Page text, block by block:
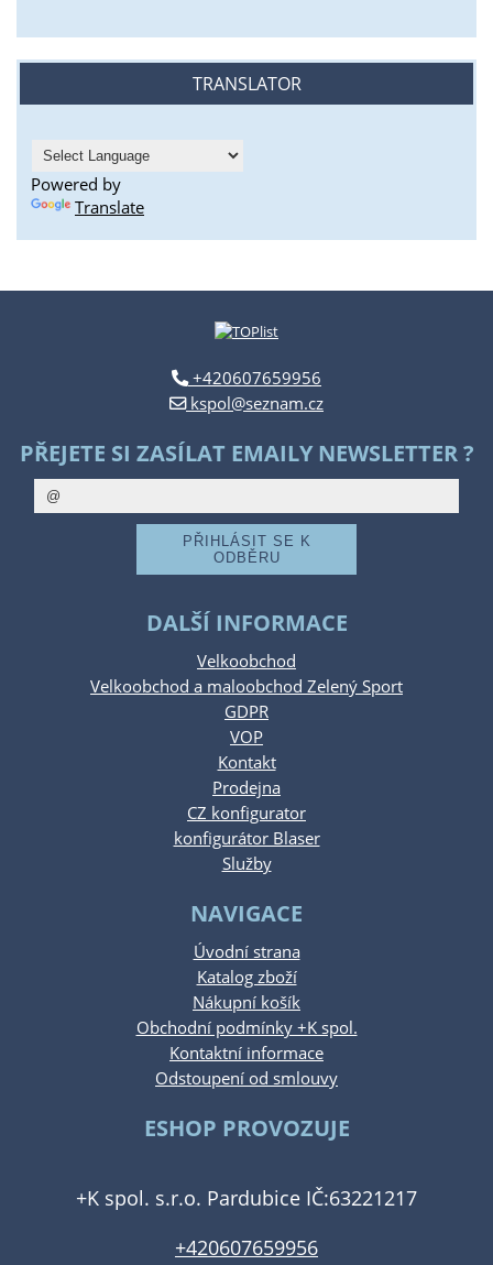
TRANSLATOR
Powered by
Translate
+420607659956
kspol@seznam.cz
PŘEJETE SI ZASÍLAT EMAILY NEWSLETTER ?
DALŠÍ INFORMACE
Velkoobchod
Velkoobchod a maloobchod Zelený Sport
GDPR
VOP
Kontakt
Prodejna
CZ konfigurator
konfigurátor Blaser
Služby
NAVIGACE
Úvodní strana
Katalog zboží
Nákupní košík
Obchodní podmínky +K spol.
Kontaktní informace
Odstoupení od smlouvy
ESHOP PROVOZUJE
+K spol. s.r.o. Pardubice IČ:63221217
+420607659956